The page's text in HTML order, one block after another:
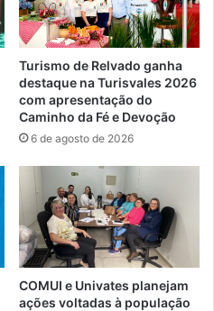
Turismo de Relvado ganha
destaque na Turisvales 2026
com apresentação do
Caminho da Fé e Devoção
6 de agosto de 2026
COMUI e Univates planejam
ações voltadas à população